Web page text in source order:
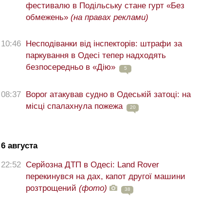
фестивалю в Подільську стане гурт «Без
обмежень» (на правах реклами)
10:46
Несподіванки від інспекторів: штрафи за
паркування в Одесі тепер надходять
безпосередньо в «Дію»
5
08:37
Ворог атакував судно в Одеській затоці: на
місці спалахнула пожежа
20
6 августа
22:52 Серйозна ДТП в Одесі: Land Rover
перекинувся на дах, капот другої машини
розтрощений (фото) 38